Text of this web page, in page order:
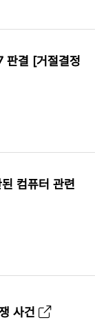
결 [거절결정
컴퓨터 관련
사건